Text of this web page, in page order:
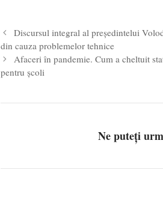
Discursul integral al președintelui
din cauza problemelor tehnice
Afaceri în pandemie. Cum a cheltuit
pentru școli
Ne puteți